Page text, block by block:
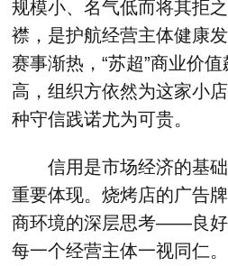
规模小、名气低而将其拒
襟，是护航经营主体健康
赛事渐热，“苏超”商业价
高，组织方依然为这家小
种守信践诺尤为可贵。
信用是市场经济的基
重要体现。烧烤店的广告
商环境的深层思考——良
每一个经营主体一视同仁。